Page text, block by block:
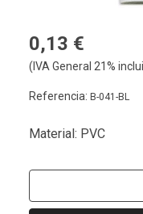
0,13 €
(IVA General 21%
Referencia: B-041-BL
Material: PVC